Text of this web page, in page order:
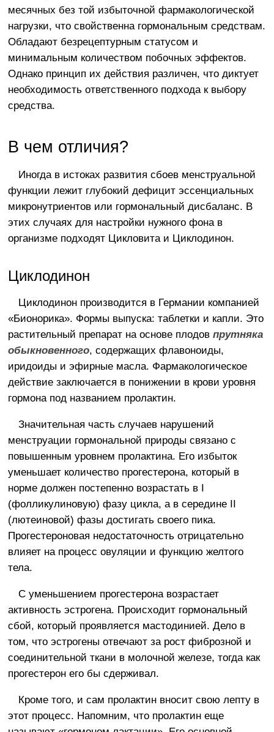
месячных без той избыточной фармакологической
нагрузки, что свойственна гормональным средствам.
Обладают безрецептурным статусом и
минимальным количеством побочных эффектов.
Однако принцип их действия различен, что диктует
необходимость ответственного подхода к выбору
средства.
В чем отличия?
Иногда в истоках развития сбоев менструальной
функции лежит глубокий дефицит эссенциальных
микронутриентов или гормональный дисбаланс. В
этих случаях для настройки нужного фона в
организме подходят Цикловита и Циклодинон.
Циклодинон
Циклодинон производится в Германии компанией
«Бионорика». Формы выпуска: таблетки и капли. Это
растительный препарат на основе плодовпрутняка
обыкновенного, содержащих флавоноиды,
иридоиды и эфирные масла. Фармакологическое
действие заключается в понижении в крови уровня
гормона под названием пролактин.
Значительная часть случаев нарушений
менструации гормональной природы связано с
повышенным уровнем пролактина. Его избыток
уменьшает количество прогестерона, который в
норме должен постепенно возрастать в I
(фолликулиновую) фазу цикла, а в середине II
(лютеиновой) фазы достигать своего пика.
Прогестероновая недостаточность отрицательно
влияет на процесс овуляции и функцию желтого
тела.
С уменьшением прогестерона возрастает
активность эстрогена. Происходит гормональный
сбой, который проявляется мастодинией. Дело в
том, что эстрогены отвечают за рост фиброзной и
соединительной ткани в молочной железе, тогда как
прогестерон его бы сдерживал.
Кроме того, и сам пролактин вносит свою лепту в
этот процесс. Напомним, что пролактин еще